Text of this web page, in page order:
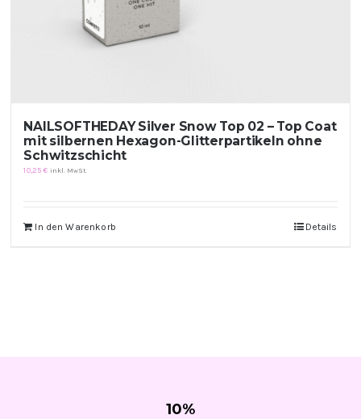
NAILSOFTHEDAY Silver Snow Top 02 – Top Coat
mit silbernen Hexagon-Glitterpartikeln ohne
Schwitzschicht
10,25€ inkl. MwSt.
In den Warenkorb Details
10%